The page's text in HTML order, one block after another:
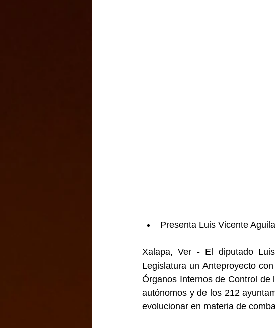
Presenta Luis Vicente
Xalapa, Ver - El diputado
Legislatura un Anteproyecto
Órganos Internos de Control
autónomos y de los 212
evolucionar en materia de